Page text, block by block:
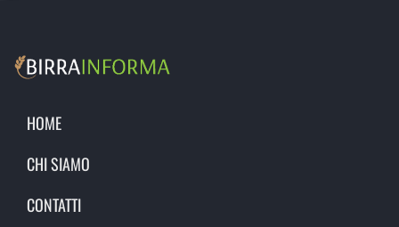
HOME
CHI SIAMO
CONTATTI